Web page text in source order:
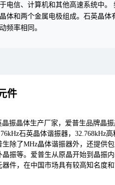
电信、计算机和其他高速系统中
体和两个金属电极组成。石英晶
频率相同。
件
晶振晶体生产厂家，爱普生品牌晶
石英晶体谐振器，32.768kHz
除了MHz晶体谐振器外，还提供
振等。爱普生从原晶开始到晶振
件，在中国市场具有较高知名度和